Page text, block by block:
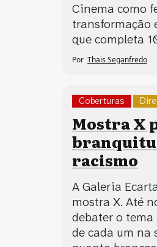
Cinema como
transformação
que completa
Por Thais Seganfredo
Coberturas
Processos artísticos
Mostra X
racismo
A Galeria
mostra X. Até
debater o
de cada um na